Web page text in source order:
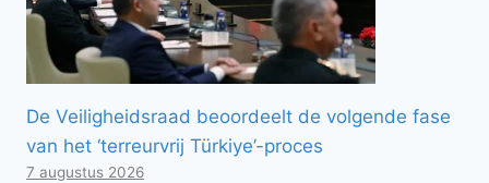
De Veiligheidsraad beoordeelt de volgende fase
van het ‘terreurvrij Türkiye’-proces
7 augustus 2026